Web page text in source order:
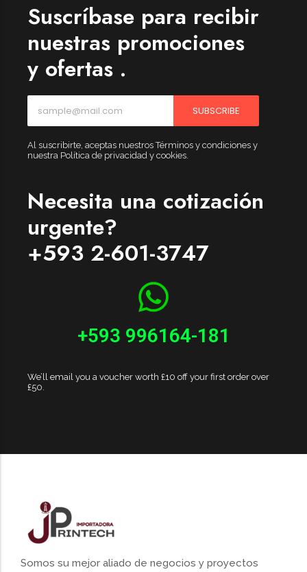
Suscríbase para recibir
nuestras promociones
y ofertas .
SUBSCRIBE
Al suscribirte, aceptas nuestros Términos y condiciones y
nuestra Política de privacidad y cookies.
Necesita una cotización
urgente?
+593 2-601-3747
+593 996164-181
We’ll email you a voucher worth £10 off your first order over
£50.
Somos su mejor aliado de negocios y proyectos